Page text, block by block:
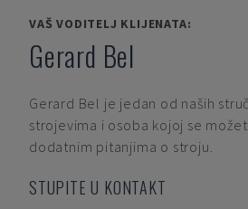
VAŠ VODITELJ KLIJENATA:
Gerard Bel
Gerard Bel je jedan od naših
strojevima i osoba kojoj se
dodatnim pitanjima o stroju.
STUPITE U KONTAKT